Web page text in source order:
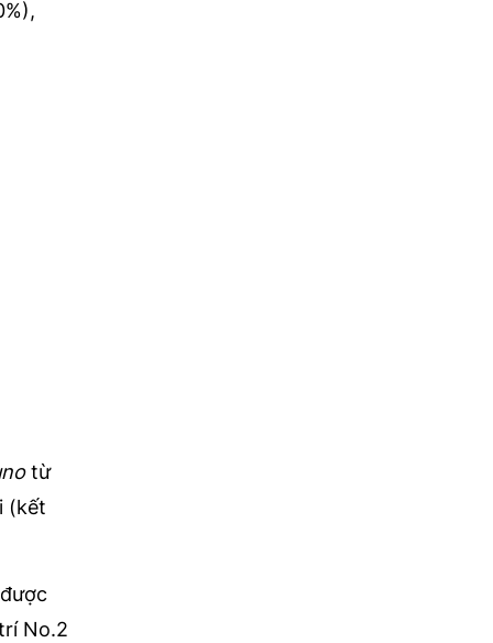
từ
(kết
No.2